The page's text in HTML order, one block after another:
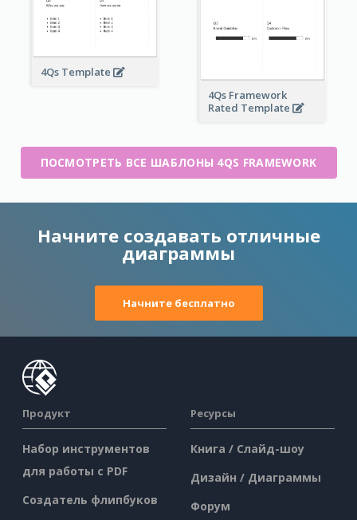
4Qs Template
4Qs Framework
Rated Template
ПОСМОТРЕТЬ ВСЕ ШАБЛОНЫ 4QS FRAMEWORK
Начните создавать отличные
диаграммы
Начните бесплатно
Продукт
Набор инструментов
для работы с PDF
Создатель флипбуков
Ресурсы
Книга / Слайд-шоу
Дизайн / Диаграммы
Форум